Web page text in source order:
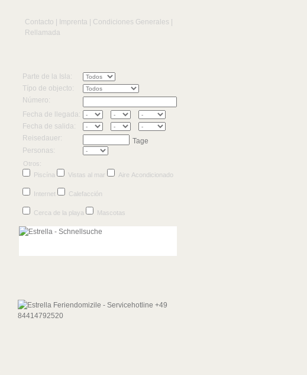
Contacto Imprenta Condiciones Generales
Rellamada
Parte de la Isla:
Típo de objecto:
Número:
Fecha de llegada:
Fecha de salida:
Reisedauer:
Tage
Personas:
Otros:
Piscína
Vistas al mar Aire Acondicionado
Internet Calefacción
Cerca de la playa Mascotas